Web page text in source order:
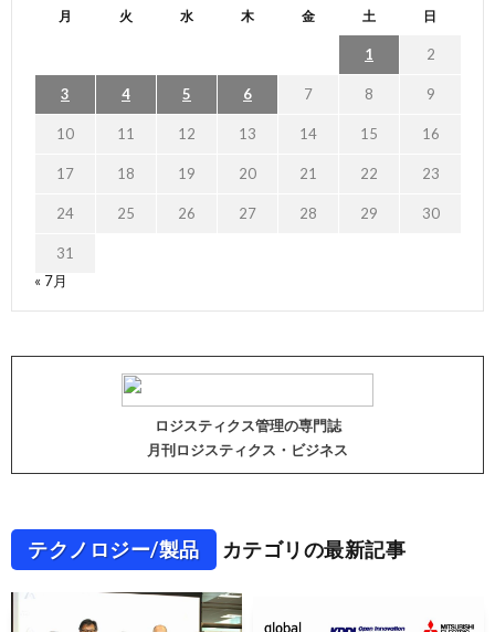
月 火 水 木 金 土 日
1 2
3 4 5 6 7 8 9
10 11 12 13 14 15 16
17 18 19 20 21 22 23
24 25 26 27 28 29 30
31
« 7月
ロジスティクス管理の専門誌
月刊ロジスティクス・ビジネス
テクノロジー/製品 カテゴリの最新記事